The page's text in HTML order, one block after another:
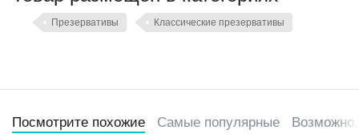
протестированы на прочность путем электроники и
Презервативы Классические презервативы
Посмотрите похожие Самые популярные Возможно,